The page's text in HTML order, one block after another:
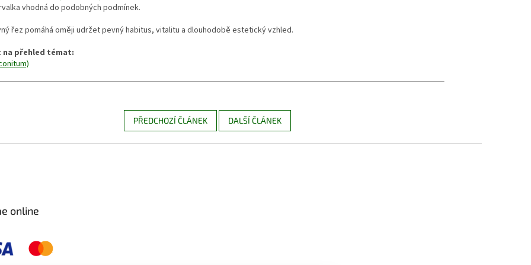
vhodná do podobných podmínek.
řez pomáhá oměji udržet pevný habitus, vitalitu a dlouhodobě estetický vzhled.
na přehled témat:
PŘEDCHOZÍ ČLÁNEK DALŠÍ ČLÁNEK
online